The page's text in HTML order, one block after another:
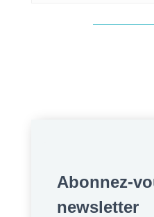
Abonnez-
newsletter